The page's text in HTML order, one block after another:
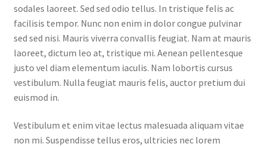
sodales laoreet. Sed sed odio tellus. In tristique felis ac
facilisis tempor. Nunc non enim in dolor congue pulvinar
sed sed nisi. Mauris viverra convallis feugiat. Nam at mauris
laoreet, dictum leo at, tristique mi. Aenean pellentesque
justo vel diam elementum iaculis. Nam lobortis cursus
vestibulum. Nulla feugiat mauris felis, auctor pretium dui
euismod in.
Vestibulum et enim vitae lectus malesuada aliquam vitae
non mi. Suspendisse tellus eros, ultricies nec lorem